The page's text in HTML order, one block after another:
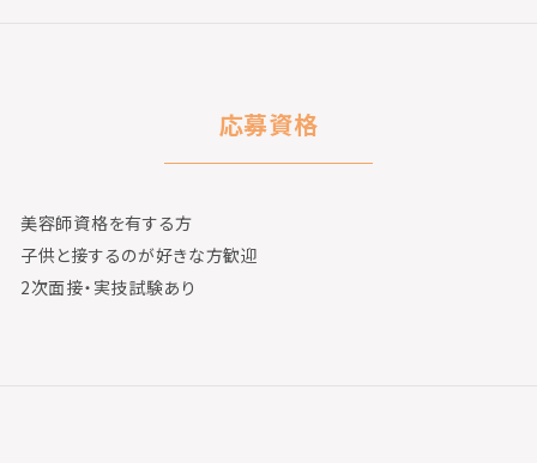
応募資格
美容師資格を有する方
子供と接するのが好きな方歓迎
2次面接・実技試験あり